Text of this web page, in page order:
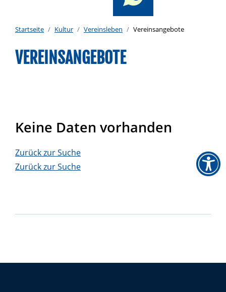
Startseite Kultur Vereinsleben Vereinsangebote
VEREINSANGEBOTE
Keine Daten vorhanden
Zurück zur Suche
Zurück zur Suche